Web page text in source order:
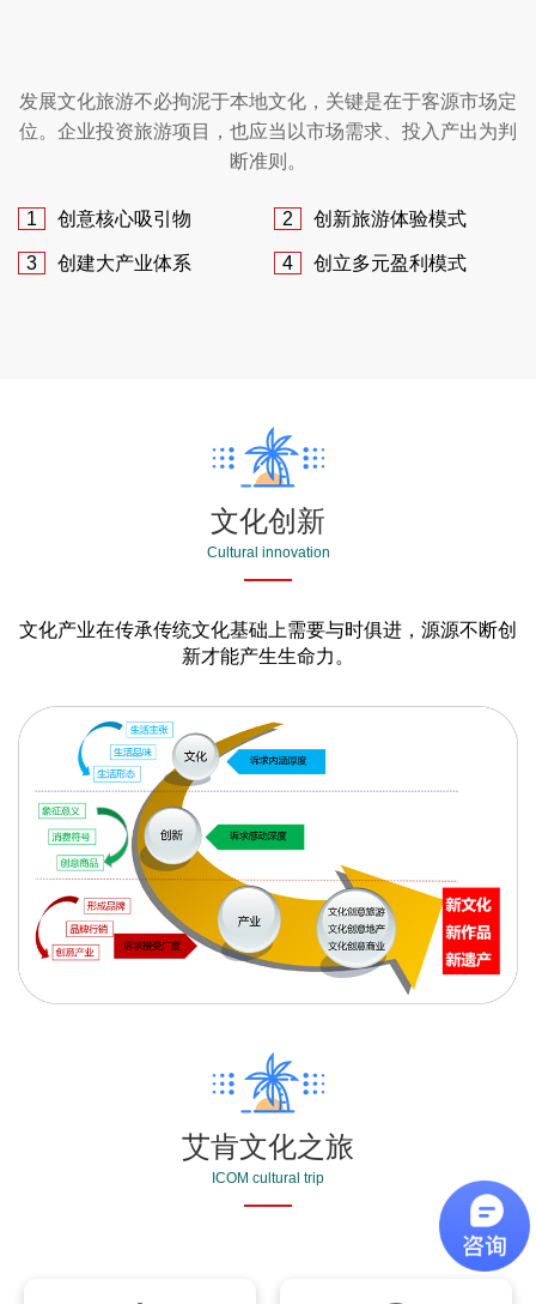
发展文化旅游不必拘泥于本地文化，关键是在于客源市场定
位。企业投资旅游项目，也应当以市场需求、投入产出为判
断准则。
1 创意核心吸引物 2 创新旅游体验模式
3 创建大产业体系 4 创立多元盈利模式
文化创新
Cultural innovation
文化产业在传承传统文化基础上需要与时俱进，源源不断创
新才能产生生命力。
艾肯文化之旅
ICOM cultural trip